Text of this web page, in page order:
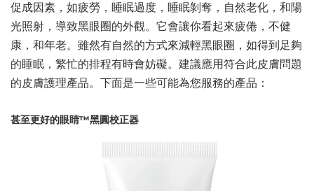
促成因素，如疲勞，睡眠過度，睡眠剝奪，自然老化，和陽
光照射，導致黑眼圈的外觀。它會讓你看起來疲倦，不健
康，和年老。雖然有自然的方式來減輕黑眼圈，如得到足夠
的睡眠，繁忙的排程有時會妨礙。建議應用符合此皮膚問題
的皮膚護理產品。下面是一些可能為您服務的產品：
甚至更好的眼睛™黑圓校正器